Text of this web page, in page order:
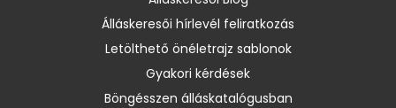
Álláskeresői hírlevél feliratkozás
Letölthető önéletrajz sablonok
Gyakori kérdések
Böngésszen álláskatalógusban